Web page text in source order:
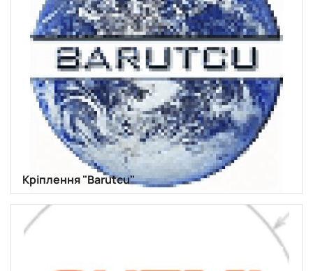
Кріплення "Barutcu"